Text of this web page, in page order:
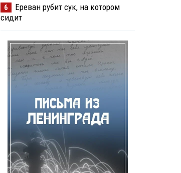
6
Ереван рубит сук, на котором
сидит